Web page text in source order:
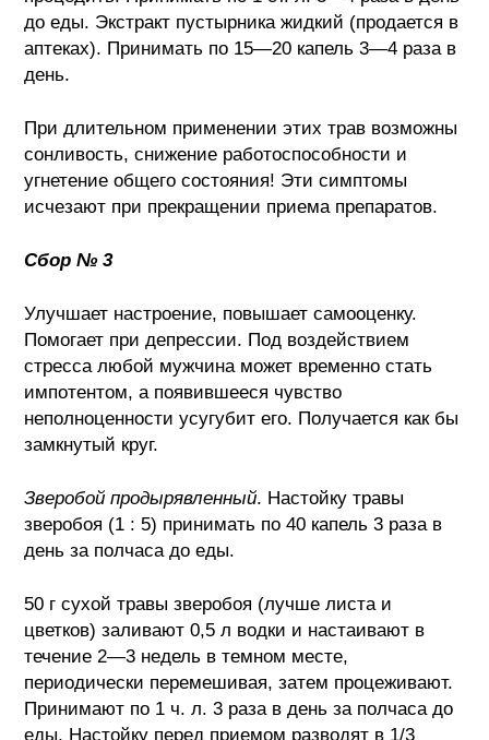
до еды. Экстракт пустырника жидкий (продается в
аптеках). Принимать по 15—20 капель 3—4 раза в
день.
При длительном применении этих трав возможны
сонливость, снижение работоспособности и
угнетение общего состояния! Эти симптомы
исчезают при прекращении приема препаратов.
Сбор № 3
Улучшает настроение, повышает самооценку.
Помогает при депрессии. Под воздействием
стресса любой мужчина может временно стать
импотентом, а появившееся чувство
неполноценности усугубит его. Получается как бы
замкнутый круг.
Зверобой продырявленный. Настойку травы
зверобоя (1 : 5) принимать по 40 капель 3 раза в
день за полчаса до еды.
50 г сухой травы зверобоя (лучше листа и
цветков) заливают 0,5 л водки и настаивают в
течение 2—3 недель в темном месте,
периодически перемешивая, затем процеживают.
Принимают по 1 ч. л. 3 раза в день за полчаса до
еды. Настойку перед приемом разводят в 1/3